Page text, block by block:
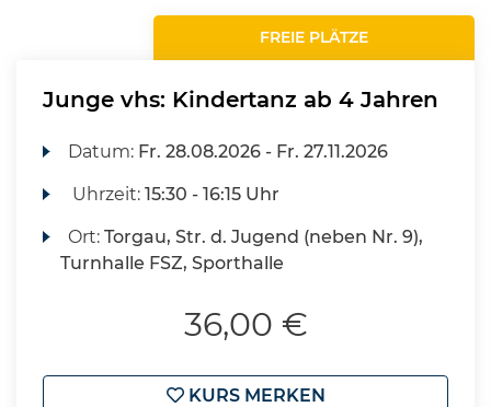
FREIE PLÄTZE
Junge vhs: Kindertanz ab 4 Jahren
Datum: Fr. 28.08.2026 - Fr. 27.11.2026
Uhrzeit:15:30 - 16:15 Uhr
Ort:Torgau, Str. d. Jugend (neben Nr. 9),
Turnhalle FSZ, Sporthalle
36,00 €
KURS MERKEN